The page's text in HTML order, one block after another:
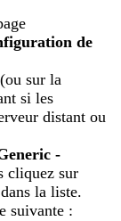
de
(ou sur la
si les
distant ou
-
cliquez sur
la liste.
suivante :